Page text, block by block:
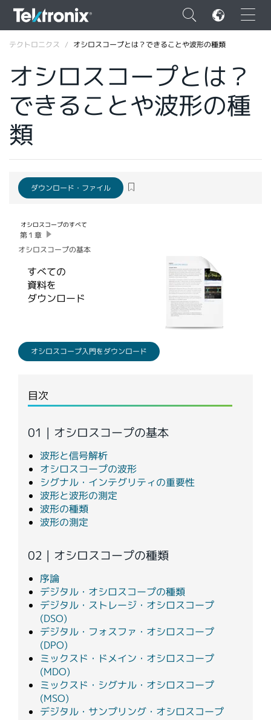
×
ENGLISH
VIỆT NAM
日本語
繁體中文
テクトロニクス オシロスコープとは？できることや波形の種類
オシロスコープとは？
できることや波形の種
類
ダウンロード・ファイル
オシロスコープのすべて
第１章
オシロスコープの基本
すべての
資料を
ダウンロード
オシロスコープ入門をダウンロード
目次
01 | オシロスコープの基本
波形と信号解析
オシロスコープの波形
シグナル・インテグリティの重要性
波形と波形の測定
波形の種類
波形の測定
02 | オシロスコープの種類
序論
デジタル・オシロスコープの種類
デジタル・ストレージ・オシロスコープ
(DSO)
デジタル・フォスファ・オシロスコープ
(DPO)
ミックスド・ドメイン・オシロスコープ
(MDO)
ミックスド・シグナル・オシロスコープ
(MSO)
デジタル・サンプリング・オシロスコープ